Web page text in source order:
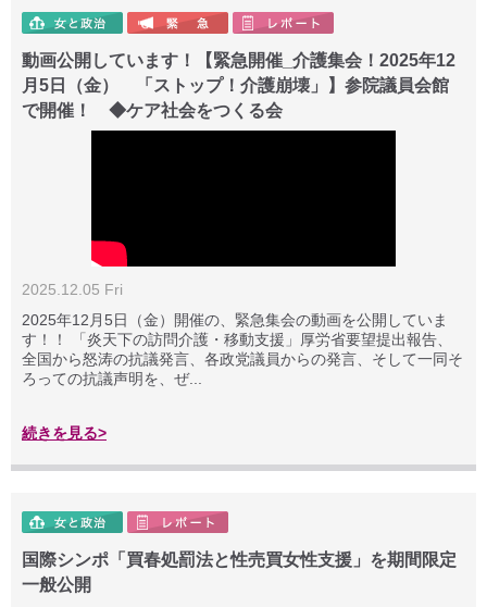
動画公開しています！【緊急開催_介護集会！2025年12
月5日（金） 「ストップ！介護崩壊」】参院議員会館
で開催！ ◆ケア社会をつくる会
2025.12.05 Fri
2025年12月5日（金）開催の、緊急集会の動画を公開していま
す！！ 「炎天下の訪問介護・移動支援」厚労省要望提出報告、
全国から怒涛の抗議発言、各政党議員からの発言、そして一同そ
ろっての抗議声明を、ぜ...
続きを見る>
国際シンポ「買春処罰法と性売買女性支援」を期間限定
一般公開